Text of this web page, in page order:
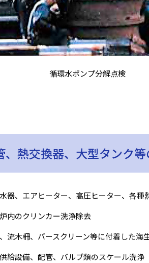
循環水ポンプ分解点検
、熱交換器、大型タンク
器、エアヒーター、高圧ヒーター、各種
内のクリンカー洗浄除去
流木柵、バースクリーン等に付着した海
給設備、配管、バルブ類のスケール洗浄